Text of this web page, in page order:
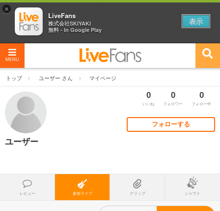
MENU
トップ ユーザー さん マイページ
0
いいね
0
フォロワー
0
フォロー中
フォローする
ユーザー
レビュー 参加ライブ クリップ シャウト
×
LiveFans
株式会社SKIYAKI
無料 - In Google Play
表示